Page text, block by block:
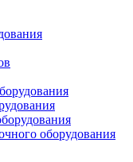
оборудования